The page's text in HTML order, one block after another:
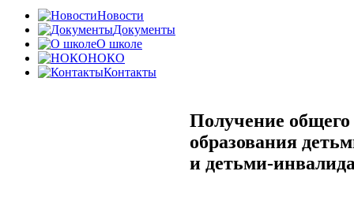
Новости
Документы
О школе
НОКО
Контакты
Получение общего
образования
и детьми-